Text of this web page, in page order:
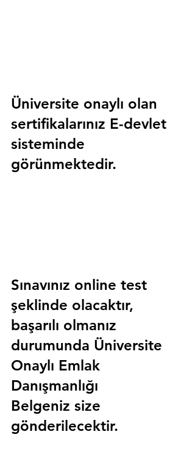
Üniversite onaylı olan
sertifikalarınız E-devlet
sisteminde
görünmektedir.
Sınavınız online test
şeklinde olacaktır,
başarılı olmanız
durumunda Üniversite
Onaylı Emlak
Danışmanlığı
Belgeniz size
gönderilecektir.